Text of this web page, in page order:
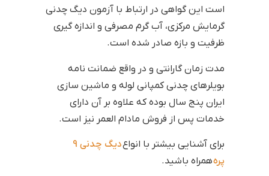
است این گواهی در ارتباط با آزمون دیگ چدنی
گرمایش مرکزی، آب گرم مصرفی و اندازه گیری
ظرفیت و بازه صادر شده است.
مدت زمان گارانتی و در واقع ضمانت نامه
بویلرهای چدنی کمپانی لوله و ماشین سازی
ایران پنج سال بوده که علاوه بر آن دارای
خدمات پس از فروش مادام العمر نیز است.
برای آشنایی بیشتر با انواع
دیگ چدنی 9
پرههمراه باشید.